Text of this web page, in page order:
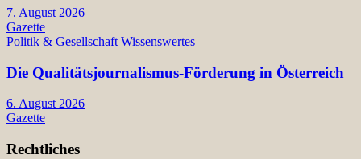
7. August 2026
Gazette
Politik & Gesellschaft Wissenswertes
Die Qualitätsjournalismus-Förderung in Österreich
6. August 2026
Gazette
Rechtliches